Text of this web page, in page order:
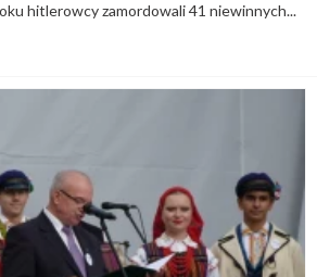
hitlerowcy zamordowali 41 niewinnych...